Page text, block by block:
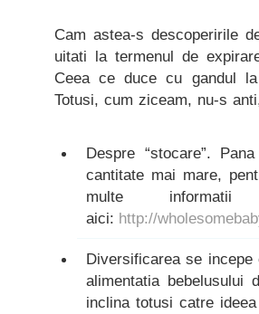
Cam astea-s descoperirile
uitati la termenul de
Ceea ce duce cu gandul
Totusi, cum ziceam, nu-s
Despre “stocare”.
cantitate mai mare,
multe
aici: http://
Diversificarea se
alimentatia bebelusului
inclina totusi catre